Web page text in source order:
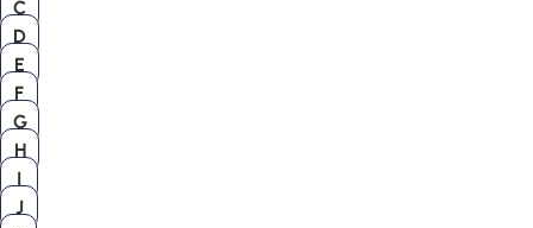
C
D
E
F
G
H
I
J